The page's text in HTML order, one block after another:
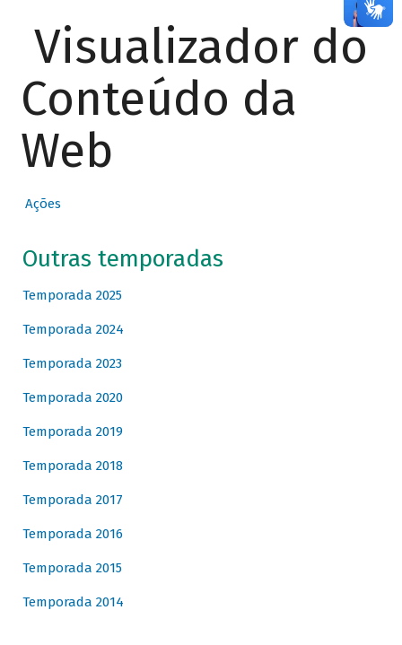
Visualizador do
Conteúdo da
Web
Ações
Outras temporadas
Temporada 2025
Temporada 2024
Temporada 2023
Temporada 2020
Temporada 2019
Temporada 2018
Temporada 2017
Temporada 2016
Temporada 2015
Temporada 2014